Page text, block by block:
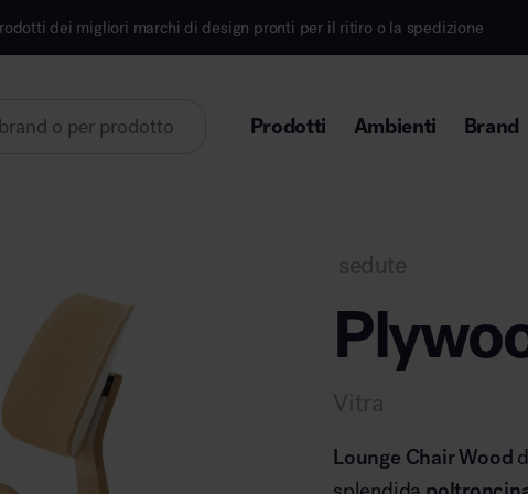
design pronti per il ritiro o la spedizione Iscriviti
Prodotti Ambienti Brand
Area direzionale
sedute
Vitra
Lounge Chair Wood